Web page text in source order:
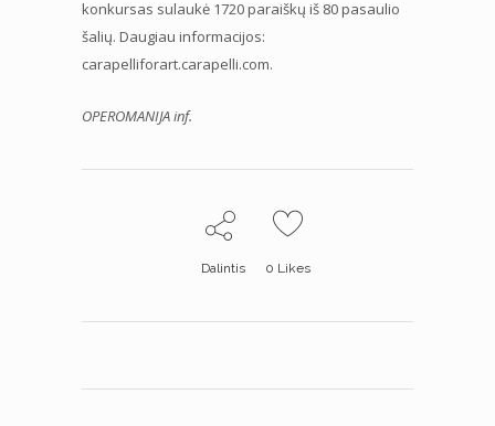
konkursas sulaukė 1720 paraiškų iš 80 pasaulio
šalių. Daugiau informacijos:
carapelliforart.carapelli.com.
OPEROMANIJA inf.
Dalintis 0 Likes